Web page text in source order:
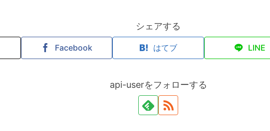
シェアする
Facebook はてブ LINE
api-userをフォローする